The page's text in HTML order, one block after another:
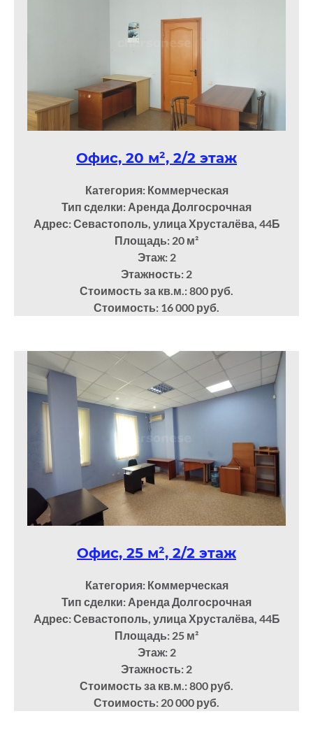
Офис, 20 м², 2/2 этаж
Категория: Коммерческая
Тип сделки: Аренда Долгосрочная
Адрес: Севастополь, улица Хрусталёва, 44Б
Площадь: 20 м²
Этаж: 2
Этажность: 2
Стоимость за кв.м.: 800 руб.
Стоимость: 16 000 руб.
Офис, 25 м², 2/2 этаж
Категория: Коммерческая
Тип сделки: Аренда Долгосрочная
Адрес: Севастополь, улица Хрусталёва, 44Б
Площадь: 25 м²
Этаж: 2
Этажность: 2
Стоимость за кв.м.: 800 руб.
Стоимость: 20 000 руб.